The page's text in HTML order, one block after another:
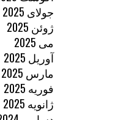
جولای 2025
ژوئن 2025
می 2025
آوریل 2025
مارس 2025
فوریه 2025
ژانویه 2025